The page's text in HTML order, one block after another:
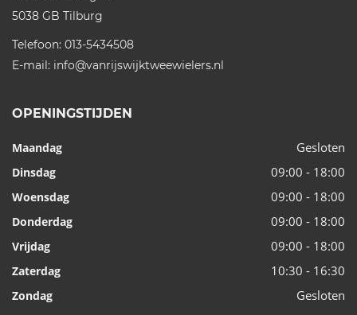
5038 GB Tilburg
Telefoon: 013-5434508
E-mail: info@vanrijswijktweewielers.nl
OPENINGSTIJDEN
Maandag Gesloten
Dinsdag 09:00 - 18:00
Woensdag 09:00 - 18:00
Donderdag 09:00 - 18:00
Vrijdag 09:00 - 18:00
Zaterdag 10:30 - 16:30
Zondag Gesloten